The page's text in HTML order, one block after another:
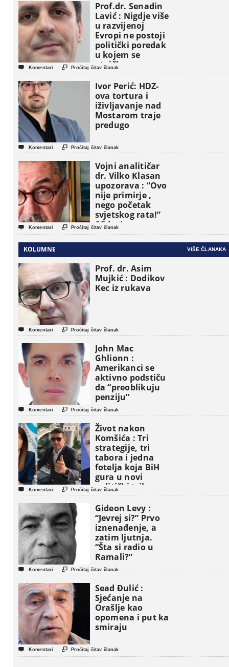
Prof.dr. Senadin
Lavić : Nigdje više
u razvijenoj
Evropi ne postoji
politički poredak
u kojem se
etničke grupe
pojavljuju kao
osnovne
političke jedinice
 Komentari  Pročitaj čitav članak
Ivor Perić: HDZ-
ova tortura i
iživljavanje nad
Mostarom traje
predugo
 Komentari  Pročitaj čitav članak
Vojni analitičar
dr. Vilko Klasan
upozorava : “Ovo
nije primirje ,
nego početak
svjetskog rata!”
(Video)
 Komentari  Pročitaj čitav članak
KOLUMNE VIŠE ČLANAKA
Prof. dr. Asim
Mujkić : Dodikov
Kec iz rukava
 Komentari  Pročitaj čitav članak
John Mac
Ghlionn :
Amerikanci se
aktivno podstiču
da “preoblikuju
penziju”
 Komentari  Pročitaj čitav članak
Život nakon
Komšića : Tri
strategije, tri
tabora i jedna
fotelja koja BiH
gura u novi
politički triler
 Komentari  Pročitaj čitav članak
Gideon Levy :
“Jevrej si?” Prvo
iznenađenje, a
zatim ljutnja.
“Šta si radio u
Ramali?”
 Komentari  Pročitaj čitav članak
Sead Đulić :
Sjećanje na
Orašlje kao
opomena i put ka
smiraju
 Komentari  Pročitaj čitav članak